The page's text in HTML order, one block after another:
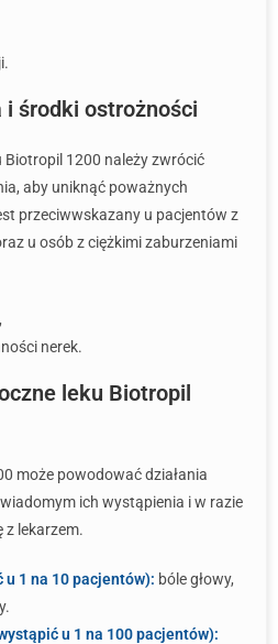
środki ostrożności
Biotropil 1200 należy zwrócić
aby uniknąć poważnych
przeciwwskazany u pacjentów z
u osób z ciężkimi zaburzeniami
nerek.
leku Biotropil
może powodować działania
ich wystąpienia i w razie
lekarzem.
1 na 10 pacjentów): bóle głowy,
u 1 na 100 pacjentów):